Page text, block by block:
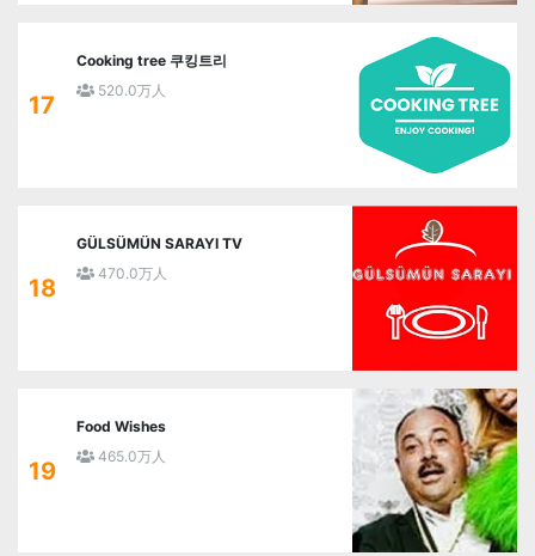
17
Cooking tree 쿠킹트리
520.0万人
18
GÜLSÜMÜN SARAYI TV
470.0万人
19
Food Wishes
465.0万人